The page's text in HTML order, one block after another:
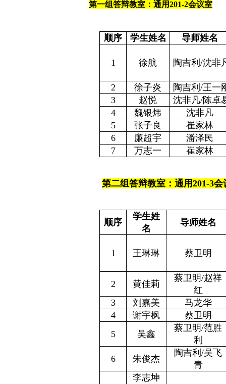
第一组答辩教室：通用201-2会议室
顺序 学生姓名 导师姓名
1 徐航 陶吉利 /沈非
2 徐子炎 陶吉利 /王一
3
赵悦 沈非凡/陈卓
4
魏银炜
沈非凡
5
张子良
崔家林
6
廉超宇
潘泽民
7
万志一 崔家林
第二组答辩教室：通用201-3会
顺序
学生姓
名
导师姓名
1 王琳琳 蔡卫明
2 黄佳莉
蔡卫明/赵祥
红
3
刘嘉美
马龙华
4
谢宇枫
蔡卫明
5
吴鑫
蔡卫明/范胜
利
6
朱俊杰
陶吉利 /吴飞
青
李志坤